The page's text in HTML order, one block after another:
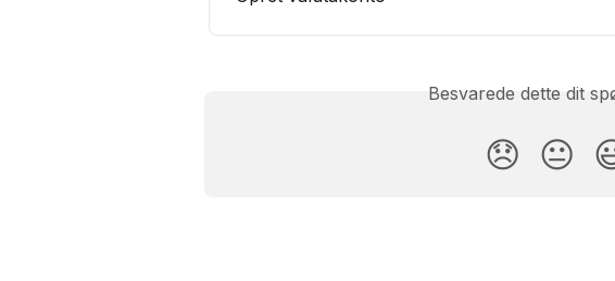
Besvarede dette dit
😞 😐